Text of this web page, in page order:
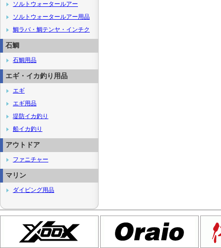
ソルトウォータールアー
ソルトウォータールアー用品
鯛ラバ・鯛テンヤ・インチク
石鯛
石鯛用品
エギ・イカ釣り用品
エギ
エギ用品
堤防イカ釣り
船イカ釣り
アウトドア
ファニチャー
マリン
ダイビング用品